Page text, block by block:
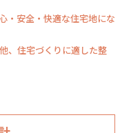
・安全・快適な住宅地にな
、住宅づくりに適した整